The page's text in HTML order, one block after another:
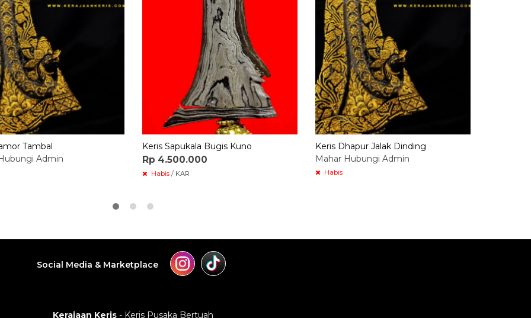
Tambal
Admin
Keris Sapukala Bugis Kuno
Rp 4.500.000
Habis / KAR
Keris Dhapur Jalak Dinding
Mahar Hubungi Admin
Habis
Social Media & Marketplace
Kerajaan Keris- Keris Pusaka Bertuah